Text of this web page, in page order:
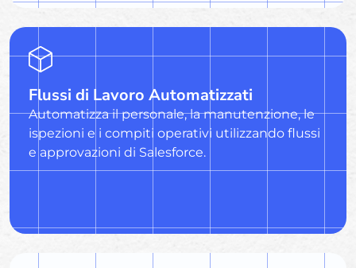
Flussi di Lavoro Automatizzati
Automatizza il personale, la manutenzione, le
ispezioni e i compiti operativi utilizzando flussi
e approvazioni di Salesforce.